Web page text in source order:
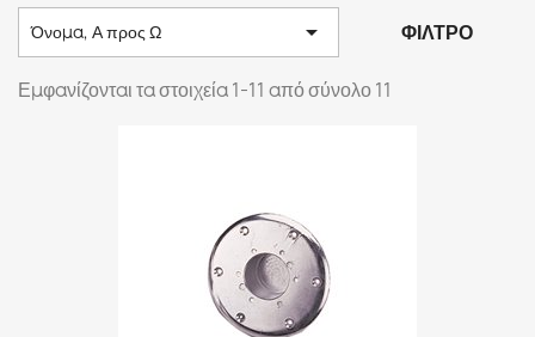
Όνομα, Α προς Ω  ΦΊΛΤΡΟ
Εμφανίζονται τα στοιχεία 1-11 από σύνολο 11